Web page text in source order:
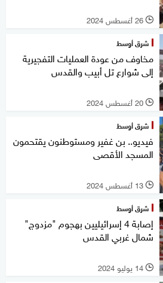
l 26 أغسطس 2024
شرق أوسط
مخاوف من عودة العمليات التفجيرية
إلى شوارع تل أبيب والقدس
l 20 أغسطس 2024
شرق أوسط
فيديو.. بن غفير ومستوطنون يقتحمون
المسجد الأقصى
l 13 أغسطس 2024
شرق أوسط
إصابة 4 إسرائيليين بهجوم "مزدوج"
شمال غربي القدس
l 14 يوليو 2024